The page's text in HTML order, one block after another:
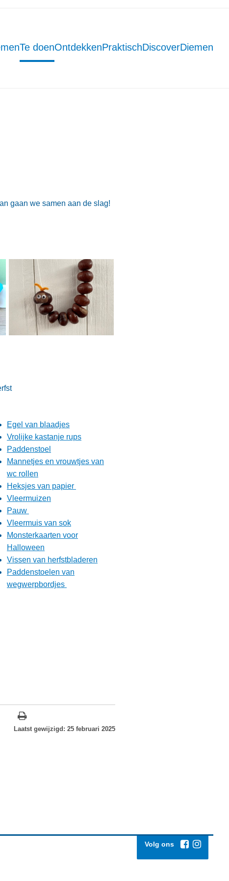
Te doenOntdekkenPraktischDiscoverDiemen
gaan we samen aan de slag!
Egel van blaadjes
Vrolijke kastanje rups
Paddenstoel
Mannetjes en vrouwtjes van
wc rollen
Heksjes van papier
Vleermuizen
Pauw
Vleermuis van sok
Monsterkaarten voor
Halloween
Vissen van herfstbladeren
Paddenstoelen van
wegwerpbordjes
Laatst gewijzigd: 25 februari 2025
Volg ons